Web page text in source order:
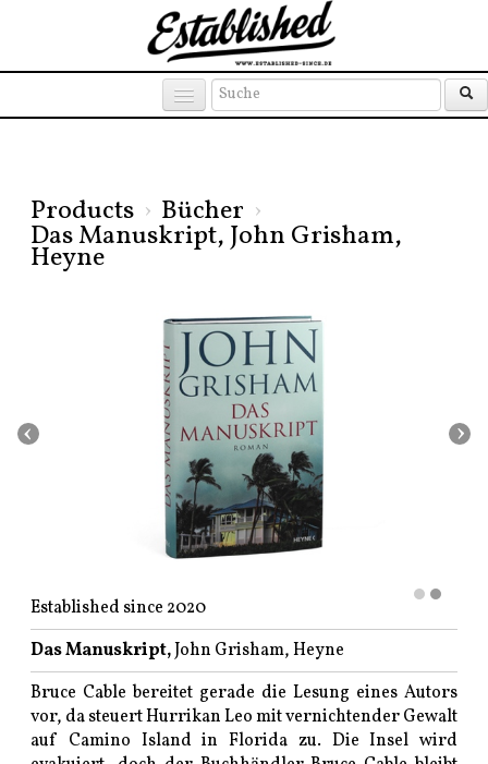
Products › Bücher ›
Das Manuskript, John Grisham,
Heyne
‹ ›
Established since 2020
Das Manuskript,John Grisham, Heyne
Bruce Cable bereitet gerade die Lesung eines Autors
vor, da steuert Hurrikan Leo mit vernichtender Gewalt
auf Camino Island in Florida zu. Die Insel wird